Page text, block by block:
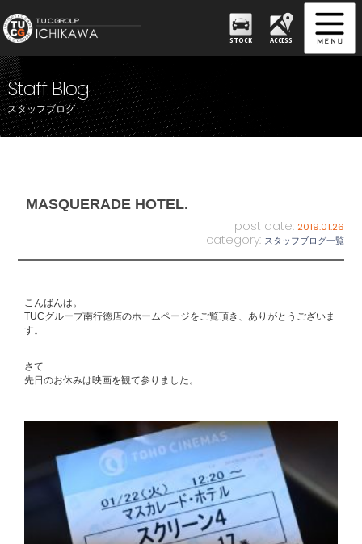
STOCK ACCESS
Staff Blog
スタッフブログ
MASQUERADE HOTEL.
post date: 2019.01.26
category: スタッフブログ一覧
こんばんは。
TUCグループ南行徳店のホームページをご覧頂き、ありがとうございま
す。
さて
先日のお休みは映画を観て参りました。